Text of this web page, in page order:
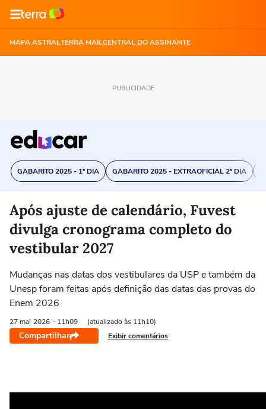
MAPA ASTRALTERRA MAILCENTRAL DO ASSINANTE
PUBLICIDADE
GABARITO 2025 - 1º DIA GABARITO 2025 - EXTRAOFICIAL 2º DIA
Após ajuste de calendário, Fuvest
divulga cronograma completo do
vestibular 2027
Mudanças nas datas dos vestibulares da USP e também da
Unesp foram feitas após definição das datas das provas do
Enem 2026
27 mai 2026 - 11h09 (atualizado às 11h10)
Compartilhar Exibir comentários